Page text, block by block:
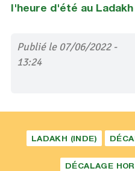
l'heure d'été au Ladakh
Publié le 07/06/2022 -
13:24
LADAKH (INDE)
DÉCALAGE